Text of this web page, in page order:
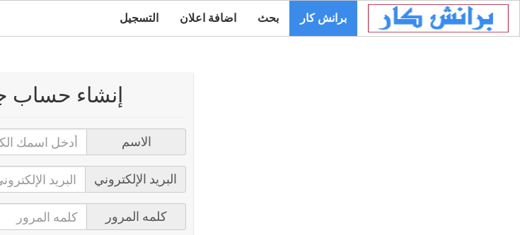
برانش كار بحث اضافة اعلان التسجيل
إنشاء حساب
الاسم
البريد الإلكتروني
كلمه المرور